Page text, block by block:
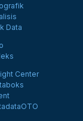
Data
Center